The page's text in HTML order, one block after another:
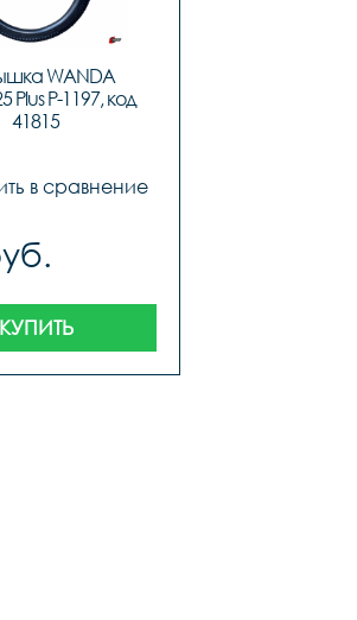
WANDA
Plus P-1197, код
41815
в сравнение
КУПИТЬ